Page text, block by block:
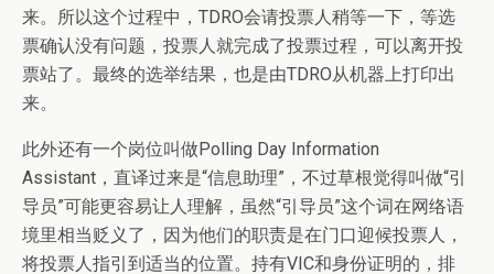
来。所以这个过程中，TDRO会请投票人稍等一下，等选
票确认没有问题，投票人就完成了投票过程，可以离开投
票站了。最终的选举结果，也是由TDRO从机器上打印出
来。
此外还有一个岗位叫做Polling Day Information
Assistant，直译过来是“信息助理”，不过草根觉得叫做“引
导员”可能更容易让人理解，虽然“引导员”这个词在网络语
境里相当贬义了，因为他们的职责是在门口迎候投票人，
将投票人指引到适当的位置。持有VIC和身份证明的，排